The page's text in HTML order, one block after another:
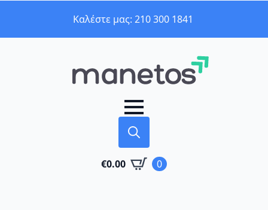
Καλέστε μας: 210 300 1841
for:
€0.00 0